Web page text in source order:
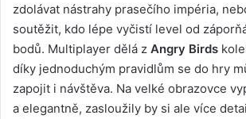
zdolávat nástrahy prasečího impéria,
soutěžit, kdo lépe vyčistí level od
bodů. Multiplayer dělá z Angry Birds
díky jednoduchým pravidlům se do hry
zapojit i návštěva. Na velké obrazovce
a elegantně, zasloužily by si ale více